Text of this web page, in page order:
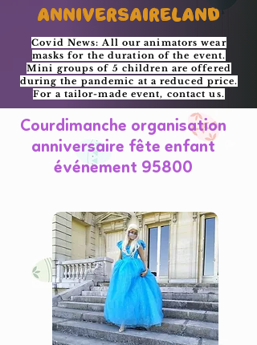
AnniversaireLand
AnniversaireLand
Covid News: All our animators wear
masks for the duration of the event.
Mini groups of 5 children are offered
during the pandemic at a reduced price.
For a tailor-made event, contact us.
Courdimanche organisation
anniversaire fête enfant
événement 95800